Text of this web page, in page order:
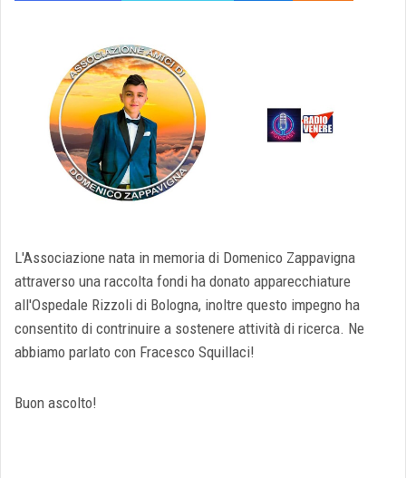
L'Associazione nata in memoria di Domenico Zappavigna
attraverso una raccolta fondi ha donato apparecchiature
all'Ospedale Rizzoli di Bologna, inoltre questo impegno ha
consentito di contrinuire a sostenere attività di ricerca. Ne
abbiamo parlato con Fracesco Squillaci!
Buon ascolto!